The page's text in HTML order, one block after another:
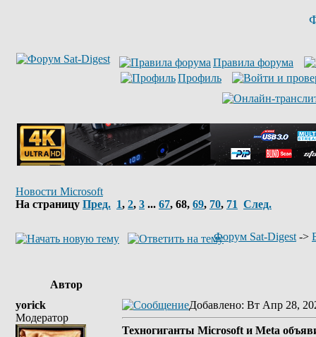
Правила форума
Профиль
Новости Microsoft
На страницу Пред. 1, 2, 3 ... 67, 68, 69, 70, 71 След.
Форум Sat-Digest ->
Автор
yorick
Модератор
Добавлено: Вт Апр 28,
Техногиганты Microsoft и Meta